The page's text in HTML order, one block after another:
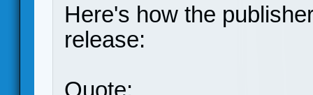
Here's how the
release:
Quote: